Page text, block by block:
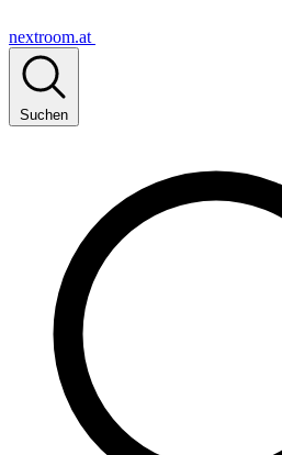
nextroom.at
Suchen